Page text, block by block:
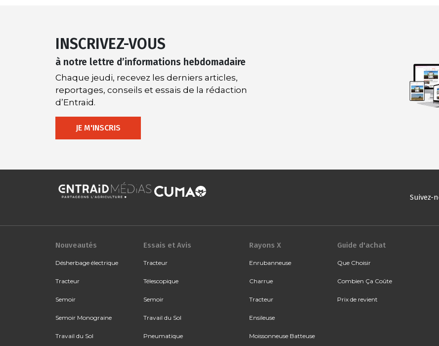
INSCRIVEZ-VOUS
à notre lettre d’informations hebdomadaire
Chaque jeudi, recevez les derniers articles,
reportages, conseils et essais de la rédaction
d’Entraid.
JE M'INSCRIS
Suivez-
Nouveautés
Désherbage électrique
Tracteur
Semoir
Semoir Monograine
Travail du Sol
Essais et Avis
Tracteur
Télescopique
Semoir
Travail du Sol
Pneumatique
Rayons X
Enrubanneuse
Charrue
Tracteur
Ensileuse
Moissonneuse Batteuse
Guide d'achat
Que Choisir
Combien Ça Coûte
Prix de revient